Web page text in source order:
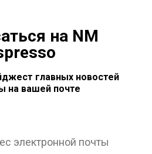
на NM
главных новостей
на вашей почте